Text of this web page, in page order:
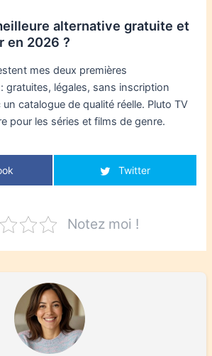
alternative gratuite et
en 2026 ?
mes deux premières
gratuites, légales, sans inscription
catalogue de qualité réelle. Pluto TV
pour les séries et films de genre.
Twitter
Notez moi !